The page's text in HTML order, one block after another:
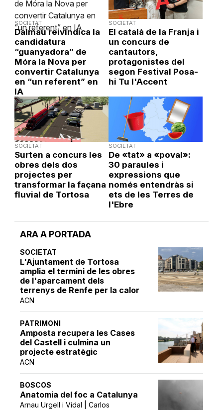
ARA A PORTADA
SOCIETAT
L'Ajuntament de Tortosa
amplia el termini de les obres
de l'aparcament dels
terrenys de Renfe per la calor
ACN
PATRIMONI
Amposta recupera les Cases
del Castell i culmina un
projecte estratègic
ACN
BOSCOS
Anatomia del foc a Catalunya
Arnau Urgell i Vidal | Carlos
SOCIETAT
Dalmau reivindica la
candidatura
“guanyadora” de
Móra la Nova per
convertir Catalunya
en “un referent” en
IA
SOCIETAT
El català de la Franja i
un concurs de
cantautors,
protagonistes del
segon Festival Posa-
hi Tu l'Accent
SOCIETAT
Surten a concurs les
obres dels dos
projectes per
transformar la façana
fluvial de Tortosa
SOCIETAT
De «tat» a «poval»:
30 paraules i
expressions que
només entendràs si
ets de les Terres de
l'Ebre